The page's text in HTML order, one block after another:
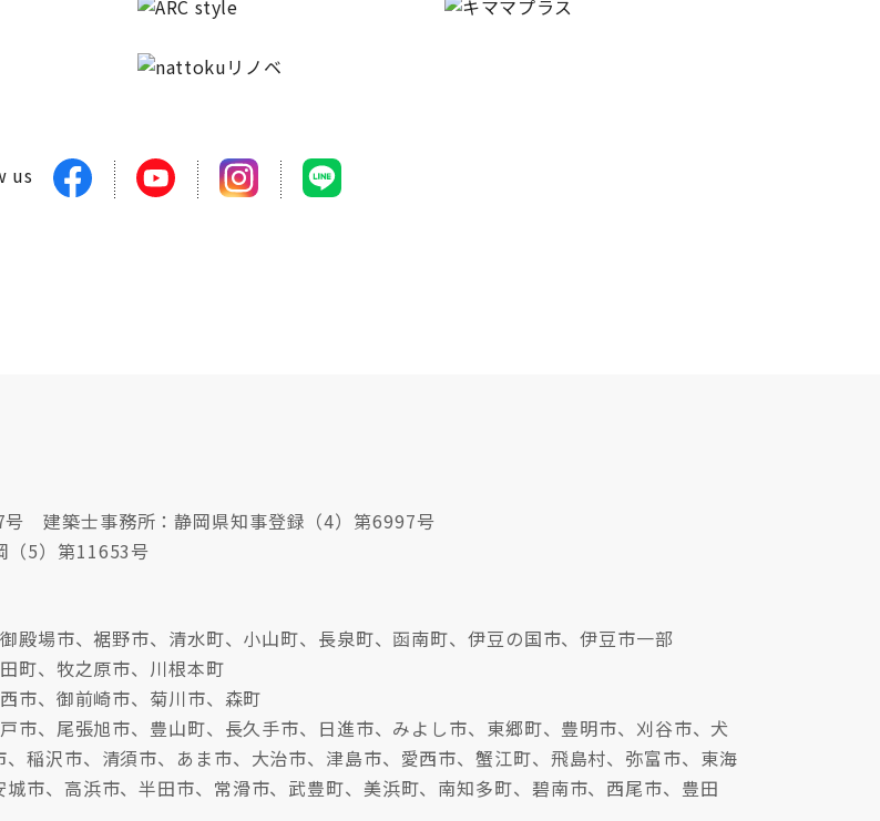
建築士事務所：静岡県知事登録（4）第6997号
（5）第11653号
殿場市、裾野市、清水町、小山町、長泉町、函南町、伊豆の国市、伊豆市一部
町、牧之原市、川根本町
市、御前崎市、菊川市、森町
市、尾張旭市、豊山町、長久手市、日進市、みよし市、東郷町、豊明市、刈谷市、犬
稲沢市、清須市、あま市、大治市、津島市、愛西市、蟹江町、飛島村、弥富市、東海
市、高浜市、半田市、常滑市、武豊町、美浜町、南知多町、碧南市、西尾市、豊田